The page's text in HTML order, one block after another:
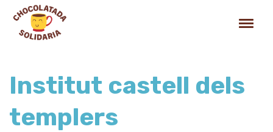
Institut castell dels
templers